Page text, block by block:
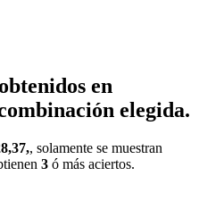
en
elegida.
, solamente se muestran
3 ó más aciertos.